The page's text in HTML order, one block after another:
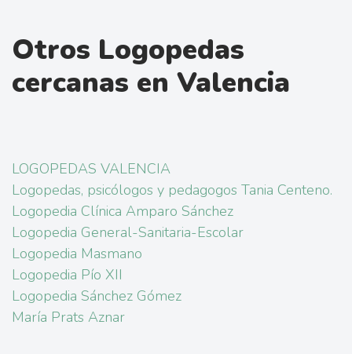
Otros Logopedas
cercanas en Valencia
LOGOPEDAS VALENCIA
Logopedas, psicólogos y pedagogos Tania Centeno.
Logopedia Clínica Amparo Sánchez
Logopedia General-Sanitaria-Escolar
Logopedia Masmano
Logopedia Pío XII
Logopedia Sánchez Gómez
María Prats Aznar